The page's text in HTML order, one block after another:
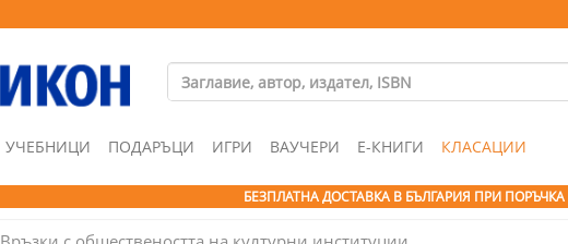
УЧЕБНИЦИ ПОДАРЪЦИ ИГРИ ВАУЧЕРИ Е-КНИГИ КЛАСАЦИИ
БЕЗПЛАТНА ДОСТАВКА В БЪЛГАРИЯ ПРИ ПОРЪЧКА